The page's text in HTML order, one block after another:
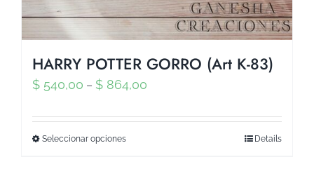
HARRY POTTER GORRO (Art K-83)
$ 540,00 – $ 864,00
Seleccionar opciones Details